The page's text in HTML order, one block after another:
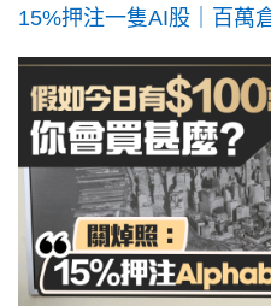
15%押注一隻AI股｜百萬